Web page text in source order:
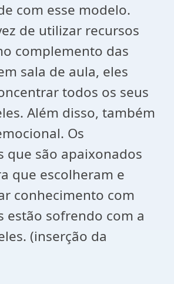
com esse modelo.
de utilizar recursos
complemento das
sala de aula, eles
todos os seus
Além disso, também
Os
que são apaixonados
que escolheram e
conhecimento com
estão sofrendo com a
(inserção da